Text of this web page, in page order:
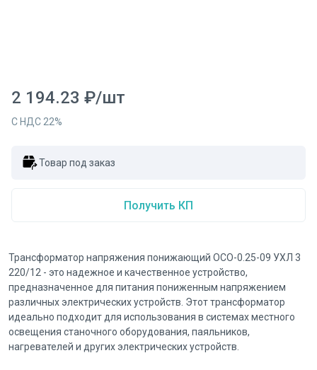
2 194.23 ₽/шт
С НДС 22%
Товар под заказ
Получить КП
Трансформатор напряжения понижающий ОСО-0.25-09 УХЛ 3
220/12 - это надежное и качественное устройство,
предназначенное для питания пониженным напряжением
различных электрических устройств. Этот трансформатор
идеально подходит для использования в системах местного
освещения станочного оборудования, паяльников,
нагревателей и других электрических устройств.